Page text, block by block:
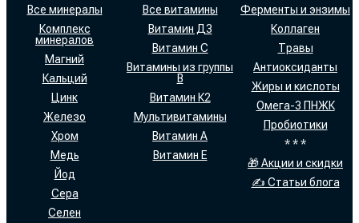
Все минералы
Комплекс
минералов
Магний
Кальций
Цинк
Железо
Хром
Медь
Йод
Сера
Селен
Все витамины
Витамин Д3
Витамин С
Витамины из группы
В
Витамин К2
Мультивитамины
Витамин А
Витамин Е
Ферменты и энзимы
Коллаген
Травы
Антиоксиданты
Жиры и кислоты
Омега-3 ПНЖК
Пробиотики
* * *
🎁 Акции и скидки
✍ Статьи блога